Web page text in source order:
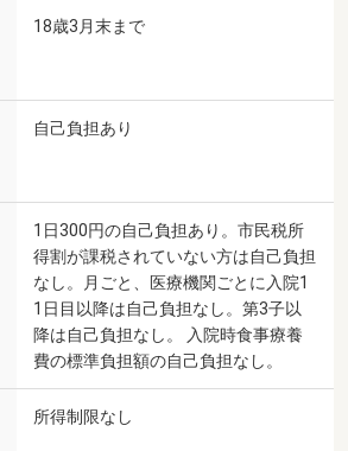
18歳3月末まで
自己負担あり
1日300円の自己負担あり。市民税所
得割が課税されていない方は自己負担
なし。月ごと、医療機関ごとに入院1
1日目以降は自己負担なし。第3子以
降は自己負担なし。 入院時食事療養
費の標準負担額の自己負担なし。
所得制限なし